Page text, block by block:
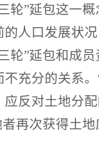
轮”延包这一
人口发展状
轮”延包和成
充分的关系
反对土地分
再次获得土